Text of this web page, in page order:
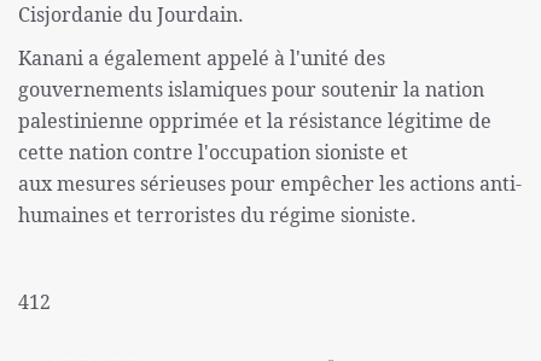
Cisjordanie du Jourdain.
Kanani a également appelé à l'unité des
gouvernements islamiques pour soutenir la nation
palestinienne opprimée et la résistance légitime de
cette nation contre l'occupation sioniste et
aux mesures sérieuses pour empêcher les actions anti-
humaines et terroristes du régime sioniste.
412